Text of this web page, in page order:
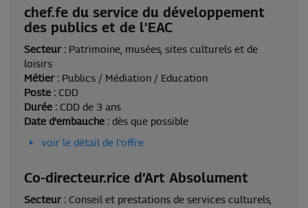
chef.fe du service du développement
des publics et de l'EAC
Secteur : Patrimoine, musées, sites culturels et de
loisirs
Métier : Publics / Médiation / Education
Poste : CDD
Durée : CDD de 3 ans
Date d'embauche : dès que possible
voir le détail de l'offre
Co-directeur.rice d’Art Absolument
Secteur : Conseil et prestations de services culturels,